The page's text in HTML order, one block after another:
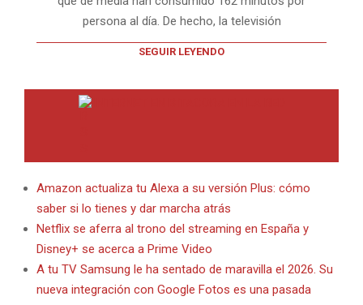
persona al día. De hecho, la televisión
SEGUIR LEYENDO
Amazon actualiza tu Alexa a su versión Plus: cómo
saber si lo tienes y dar marcha atrás
Netflix se aferra al trono del streaming en España y
Disney+ se acerca a Prime Video
A tu TV Samsung le ha sentado de maravilla el 2026. Su
nueva integración con Google Fotos es una pasada